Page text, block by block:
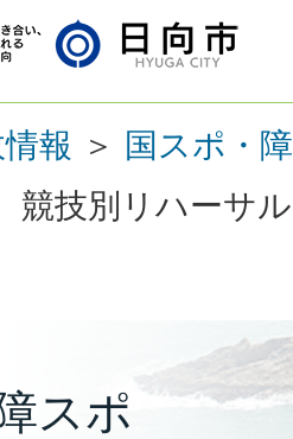
報 ＞
国スポ・
技別リハーサ
スポ